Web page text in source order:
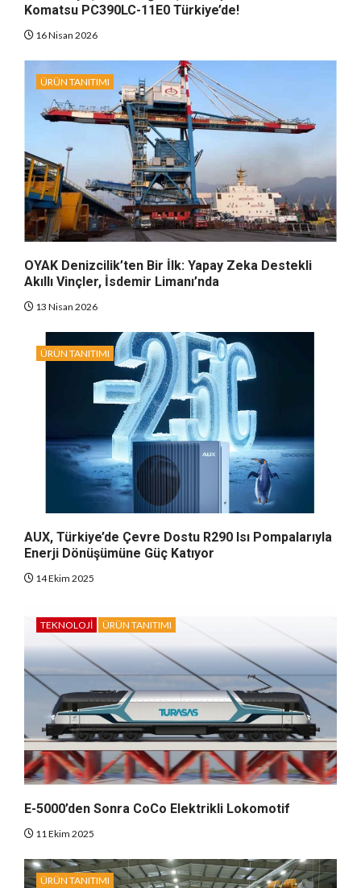
Komatsu PC390LC-11E0 Türkiye’de!
16 Nisan 2026
ÜRÜN TANITIMI
OYAK Denizcilik’ten Bir İlk: Yapay Zeka Destekli
Akıllı Vinçler, İsdemir Limanı’nda
13 Nisan 2026
ÜRÜN TANITIMI
AUX, Türkiye’de Çevre Dostu R290 Isı Pompalarıyla
Enerji Dönüşümüne Güç Katıyor
14 Ekim 2025
TEKNOLOJI ÜRÜN TANITIMI
E-5000’den Sonra CoCo Elektrikli Lokomotif
11 Ekim 2025
ÜRÜN TANITIMI